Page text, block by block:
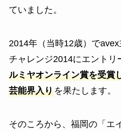
ていました。
2014年（当時12歳）で
チャレンジ2014にエントリ
ルミヤオンライン賞を受賞
芸能界入りを果たします。
そのころから、福岡の「エ